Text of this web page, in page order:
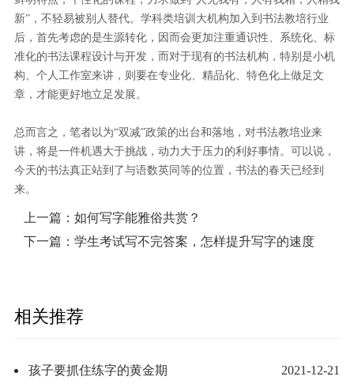
新”，不轻易被别人替代。学科类培训大机构加入到书法教培行业
后，首先考虑的是生源转化，因而会更加注重通识性、系统化、标
准化的书法课程设计与开发，而对于现有的书法机构，特别是小机
构、个人工作室来讲，则要在专业化、精品化、特色化上做足文
章，才能更好地立足发展。
总而言之，笔者以为“双减”政策的出台和落地，对书法教培业来
讲，将是一件机遇大于挑战，动力大于压力的利好事情。可以说，
今天的书法真正站到了与语数英同等的位置，书法的春天已经到
来。
上一篇： 如何写字能雅俗共赏？
下一篇： 学生考试写不完答案，怎样提升写字的速度
相关推荐
孩子要抓住练字的黄金期 2021-12-21